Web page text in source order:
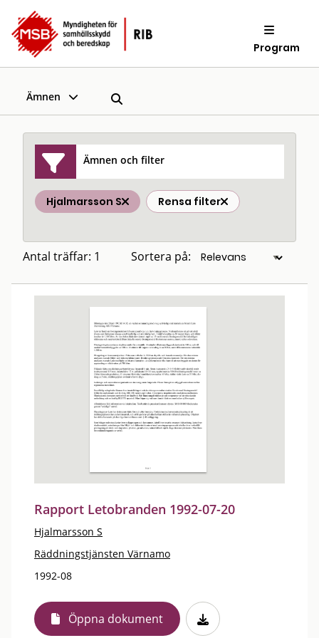
Program
Ämnen
Ämnen och filter
Hjalmarsson S Rensa filter
Antal träffar: 1 Sortera på:
Rapport Letobranden 1992-07-20
Hjalmarsson S
Räddningstjänsten Värnamo
1992-08
Öppna dokument